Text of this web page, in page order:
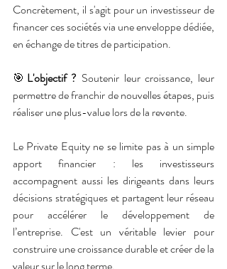
Concrètement, il s'agit pour un investisseur de
financer ces sociétés via une enveloppe dédiée,
en échange de titres de participation.
🎯 L'objectif ? Soutenir leur croissance, leur
permettre de franchir de nouvelles étapes, puis
réaliser une plus-value lors de la revente.
Le Private Equity ne se limite pas à un simple
apport financier : les investisseurs
accompagnent aussi les dirigeants dans leurs
décisions stratégiques et partagent leur réseau
pour accélérer le développement de
l’entreprise. C'est un véritable levier pour
construire une croissance durable et créer de la
valeur sur le long terme.